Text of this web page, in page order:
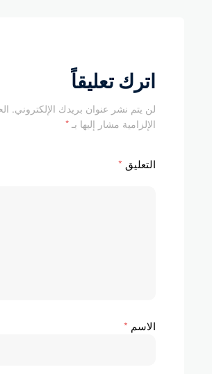
اترك تعليقاً
لن يتم نشر عنوان بريدك الإلكتروني.
الإلزامية مشار إليها بـ *
التعليق *
الاسم *